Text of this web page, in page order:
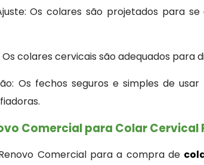
Os colares são projetados para
Os colares cervicais são adequados
Os fechos seguros e simples de
Comercial para Colar Cervical
Comercial para a compra de